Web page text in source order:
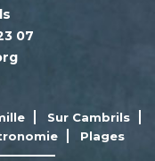
07
Sur Cambrils
Plages